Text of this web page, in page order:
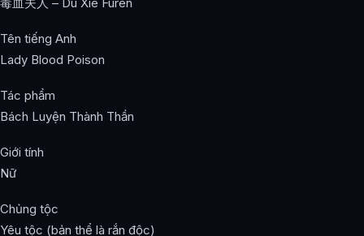
Tên tiếng Anh
Lady Blood Poison
Tác phẩm
Bách Luyện Thành Thần
Giới tính
Nữ
Chủng tộc
Yêu tộc (bản thể là rắn độc)